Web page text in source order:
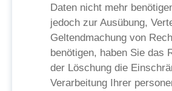
Daten nicht mehr
jedoch zur Ausübung,
Geltendmachung von
benötigen, haben Sie das
der Löschung die
Verarbeitung Ihrer